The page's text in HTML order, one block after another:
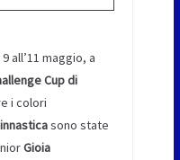
all’11 maggio, a
Cup di
i colori
sono state
Gioia